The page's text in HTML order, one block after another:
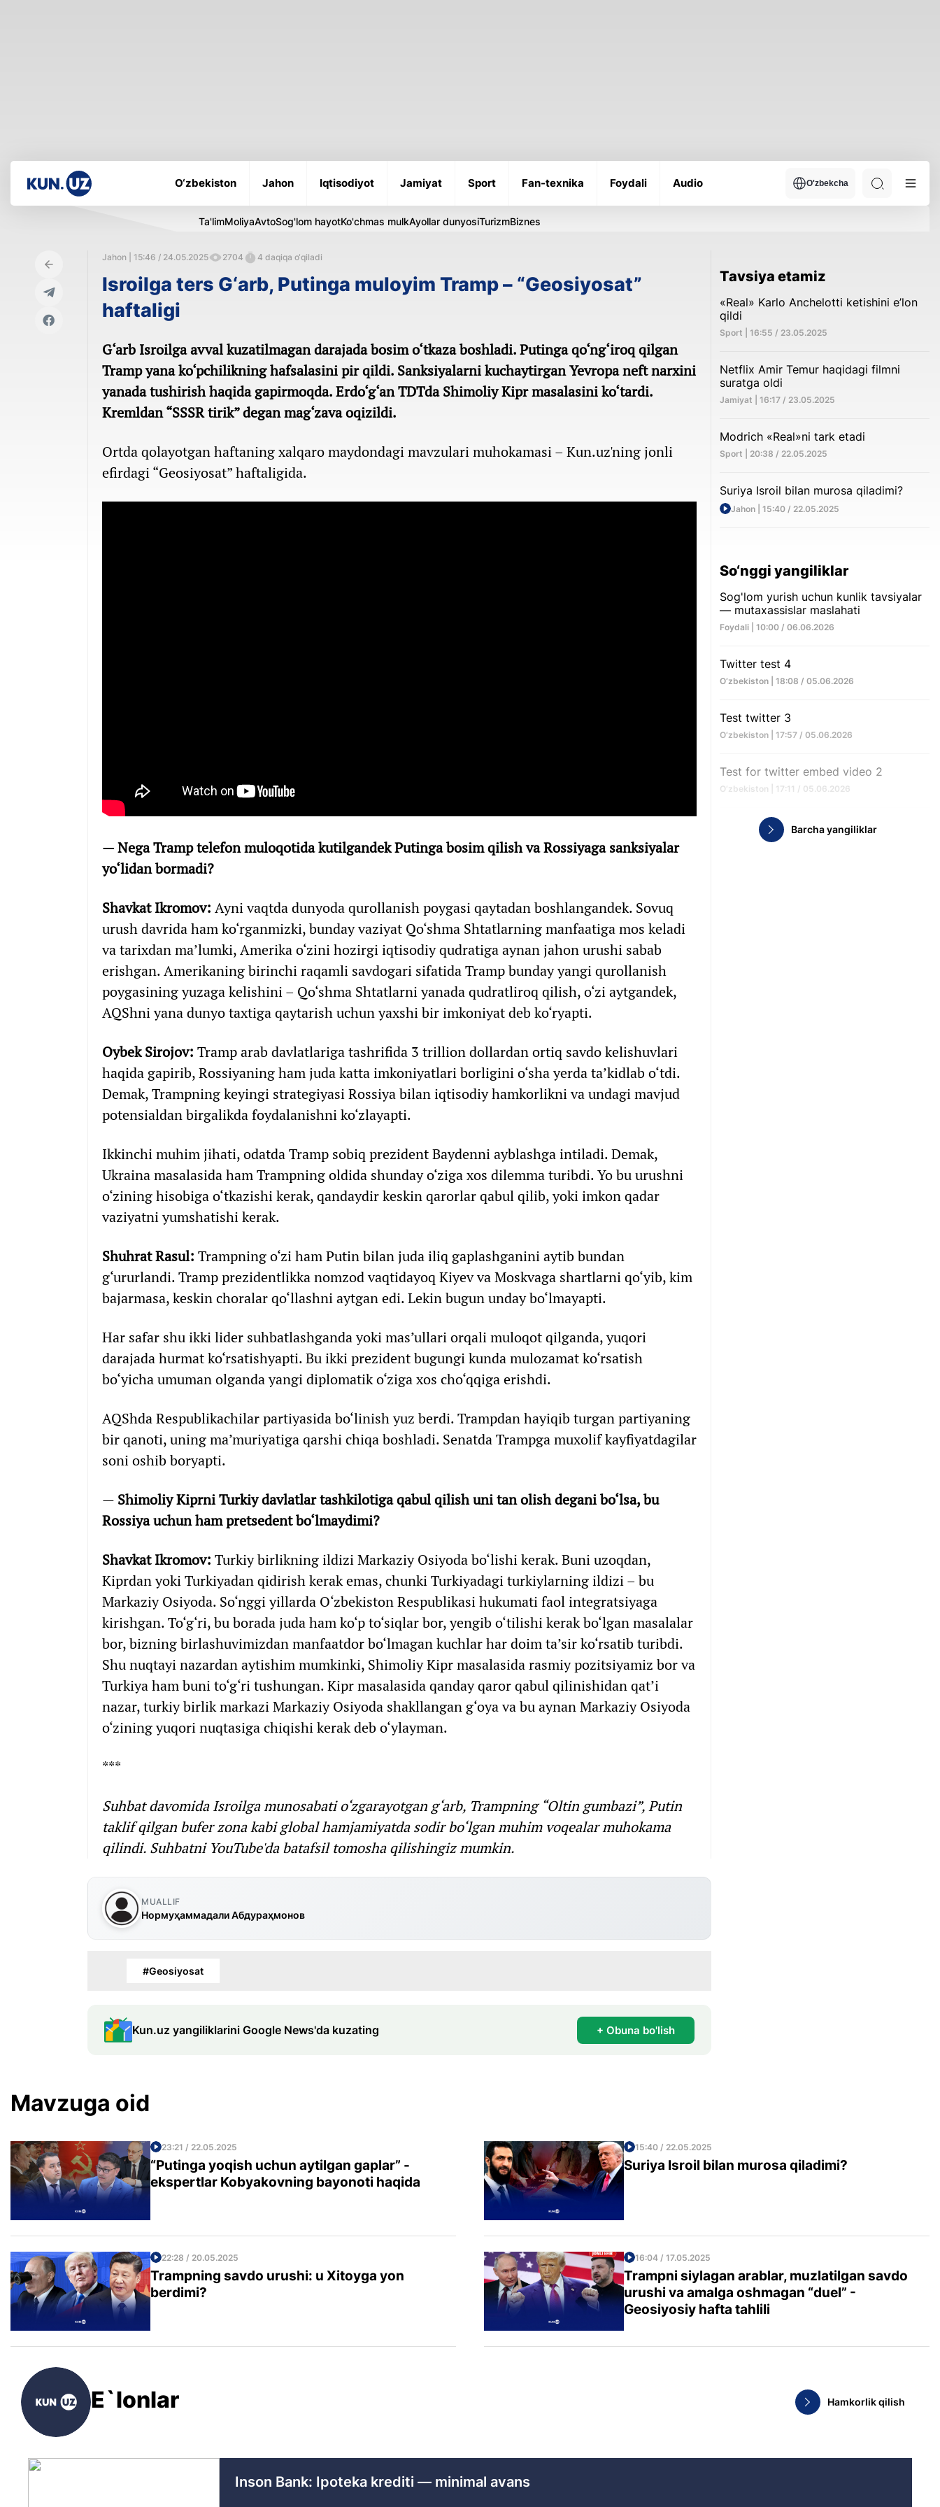
O‘zbekiston Jahon Iqtisodiyot Jamiyat Sport Fan-texnika Foydali Audio O'zbekcha
Ta'limMoliyaAvtoSog'lom hayotKo'chmas mulkAyollar dunyosiTurizmBiznes
Jahon | 15:46 / 24.05.2025 2704 4 daqiqa o‘qiladi
Isroilga ters G‘arb, Putinga muloyim Tramp – “Geosiyosat”
haftaligi
G‘arb Isroilga avval kuzatilmagan darajada bosim o‘tkaza boshladi. Putinga qo‘ng‘iroq qilgan
Tramp yana ko‘pchilikning hafsalasini pir qildi. Sanksiyalarni kuchaytirgan Yevropa neft narxini
yanada tushirish haqida gapirmoqda. Erdo‘g‘an TDTda Shimoliy Kipr masalasini ko‘tardi.
Kremldan “SSSR tirik” degan mag‘zava oqizildi.
Ortda qolayotgan haftaning xalqaro maydondagi mavzulari muhokamasi – Kun.uz'ning jonli
efirdagi “Geosiyosat” haftaligida.
— Nega Tramp telefon muloqotida kutilgandek Putinga bosim qilish va Rossiyaga sanksiyalar
yo‘lidan bormadi?
Shavkat Ikromov: Ayni vaqtda dunyoda qurollanish poygasi qaytadan boshlangandek. Sovuq
urush davrida ham ko‘rganmizki, bunday vaziyat Qo‘shma Shtatlarning manfaatiga mos keladi
va tarixdan ma’lumki, Amerika o‘zini hozirgi iqtisodiy qudratiga aynan jahon urushi sabab
erishgan. Amerikaning birinchi raqamli savdogari sifatida Tramp bunday yangi qurollanish
poygasining yuzaga kelishini – Qo‘shma Shtatlarni yanada qudratliroq qilish, o‘zi aytgandek,
AQShni yana dunyo taxtiga qaytarish uchun yaxshi bir imkoniyat deb ko‘ryapti.
Oybek Sirojov: Tramp arab davlatlariga tashrifida 3 trillion dollardan ortiq savdo kelishuvlari
haqida gapirib, Rossiyaning ham juda katta imkoniyatlari borligini o‘sha yerda ta’kidlab o‘tdi.
Demak, Trampning keyingi strategiyasi Rossiya bilan iqtisodiy hamkorlikni va undagi mavjud
potensialdan birgalikda foydalanishni ko‘zlayapti.
Ikkinchi muhim jihati, odatda Tramp sobiq prezident Baydenni ayblashga intiladi. Demak,
Ukraina masalasida ham Trampning oldida shunday o‘ziga xos dilemma turibdi. Yo bu urushni
o‘zining hisobiga o‘tkazishi kerak, qandaydir keskin qarorlar qabul qilib, yoki imkon qadar
vaziyatni yumshatishi kerak.
Shuhrat Rasul: Trampning o‘zi ham Putin bilan juda iliq gaplashganini aytib bundan
g‘ururlandi. Tramp prezidentlikka nomzod vaqtidayoq Kiyev va Moskvaga shartlarni qo‘yib, kim
bajarmasa, keskin choralar qo‘llashni aytgan edi. Lekin bugun unday bo‘lmayapti.
Har safar shu ikki lider suhbatlashganda yoki mas’ullari orqali muloqot qilganda, yuqori
darajada hurmat ko‘rsatishyapti. Bu ikki prezident bugungi kunda mulozamat ko‘rsatish
bo‘yicha umuman olganda yangi diplomatik o‘ziga xos cho‘qqiga erishdi.
AQShda Respublikachilar partiyasida bo‘linish yuz berdi. Trampdan hayiqib turgan partiyaning
bir qanoti, uning ma’muriyatiga qarshi chiqa boshladi. Senatda Trampga muxolif kayfiyatdagilar
soni oshib boryapti.
— Shimoliy Kiprni Turkiy davlatlar tashkilotiga qabul qilish uni tan olish degani bo‘lsa, bu
Rossiya uchun ham pretsedent bo‘lmaydimi?
Shavkat Ikromov: Turkiy birlikning ildizi Markaziy Osiyoda bo‘lishi kerak. Buni uzoqdan,
Kiprdan yoki Turkiyadan qidirish kerak emas, chunki Turkiyadagi turkiylarning ildizi – bu
Markaziy Osiyoda. So‘nggi yillarda O‘zbekiston Respublikasi hukumati faol integratsiyaga
kirishgan. To‘g‘ri, bu borada juda ham ko‘p to‘siqlar bor, yengib o‘tilishi kerak bo‘lgan masalalar
bor, bizning birlashuvimizdan manfaatdor bo‘lmagan kuchlar har doim ta’sir ko‘rsatib turibdi.
Shu nuqtayi nazardan aytishim mumkinki, Shimoliy Kipr masalasida rasmiy pozitsiyamiz bor va
Turkiya ham buni to‘g‘ri tushungan. Kipr masalasida qanday qaror qabul qilinishidan qat’i
nazar, turkiy birlik markazi Markaziy Osiyoda shakllangan g‘oya va bu aynan Markaziy Osiyoda
o‘zining yuqori nuqtasiga chiqishi kerak deb o‘ylayman.
***
Suhbat davomida Isroilga munosabati o‘zgarayotgan g‘arb, Trampning “Oltin gumbazi”, Putin
taklif qilgan bufer zona kabi global hamjamiyatda sodir bo‘lgan muhim voqealar muhokama
qilindi. Suhbatni YouTube'da batafsil tomosha qilishingiz mumkin.
MUALLIF
Нормуҳаммадали Абдураҳмонов
#Geosiyosat
Kun.uz yangiliklarini Google News'da kuzating + Obuna bo'lish
Tavsiya etamiz
«Real» Karlo Anchelotti ketishini e’lon
qildi
Sport | 16:55 / 23.05.2025
Netflix Amir Temur haqidagi filmni
suratga oldi
Jamiyat | 16:17 / 23.05.2025
Modrich «Real»ni tark etadi
Sport | 20:38 / 22.05.2025
Suriya Isroil bilan murosa qiladimi?
Jahon | 15:40 / 22.05.2025
So‘nggi yangiliklar
Sog'lom yurish uchun kunlik tavsiyalar
— mutaxassislar maslahati
Foydali | 10:00 / 06.06.2026
Twitter test 4
O‘zbekiston | 18:08 / 05.06.2026
Test twitter 3
O‘zbekiston | 17:57 / 05.06.2026
Test for twitter embed video 2
O‘zbekiston | 17:11 / 05.06.2026
Barcha yangiliklar
Mavzuga oid
23:21 / 22.05.2025
“Putinga yoqish uchun aytilgan gaplar” -
ekspertlar Kobyakovning bayonoti haqida
15:40 / 22.05.2025
Suriya Isroil bilan murosa qiladimi?
22:28 / 20.05.2025
Trampning savdo urushi: u Xitoyga yon
berdimi?
16:04 / 17.05.2025
Trampni siylagan arablar, muzlatilgan savdo
urushi va amalga oshmagan “duel” -
Geosiyosiy hafta tahlili
E`lonlar Hamkorlik qilish
Inson Bank: Ipoteka krediti — minimal avans